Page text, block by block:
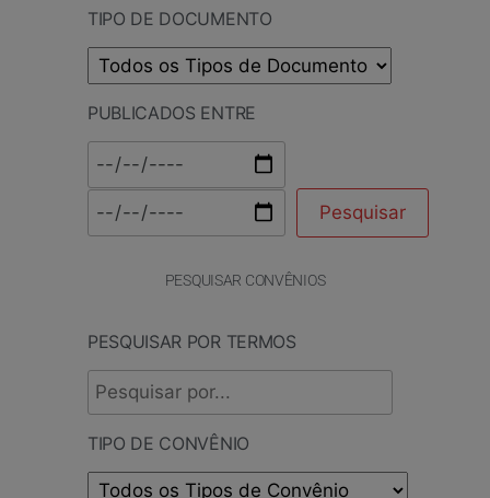
TIPO DE DOCUMENTO
PUBLICADOS ENTRE
PESQUISAR CONVÊNIOS
PESQUISAR POR TERMOS
TIPO DE CONVÊNIO